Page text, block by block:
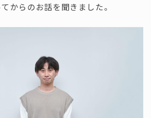
からのお話を聞きました。